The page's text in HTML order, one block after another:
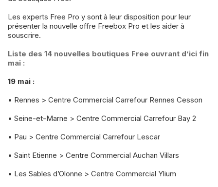
Les experts Free Pro y sont à leur disposition pour leur
présenter la nouvelle offre Freebox Pro et les aider à
souscrire.
Liste des 14 nouvelles boutiques Free ouvrant d’ici fin
mai :
19 mai :
• Rennes > Centre Commercial Carrefour Rennes Cesson
• Seine-et-Marne > Centre Commercial Carrefour Bay 2
• Pau > Centre Commercial Carrefour Lescar
• Saint Etienne > Centre Commercial Auchan Villars
• Les Sables d’Olonne > Centre Commercial Ylium